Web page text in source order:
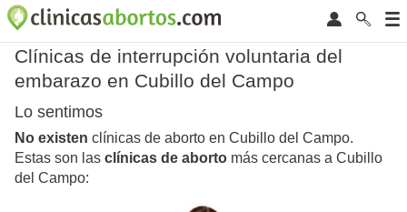
Clínicas de interrupción voluntaria del
embarazo en Cubillo del Campo
Lo sentimos
No existen clínicas de aborto en Cubillo del Campo.
Estas son las clínicas de aborto más cercanas a Cubillo
del Campo: